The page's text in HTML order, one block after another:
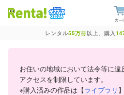
レンタル55万冊以上、購入
お住いの地域において法令等に違
アクセスを制限しています。
※購入済みの作品は【ライブラリ